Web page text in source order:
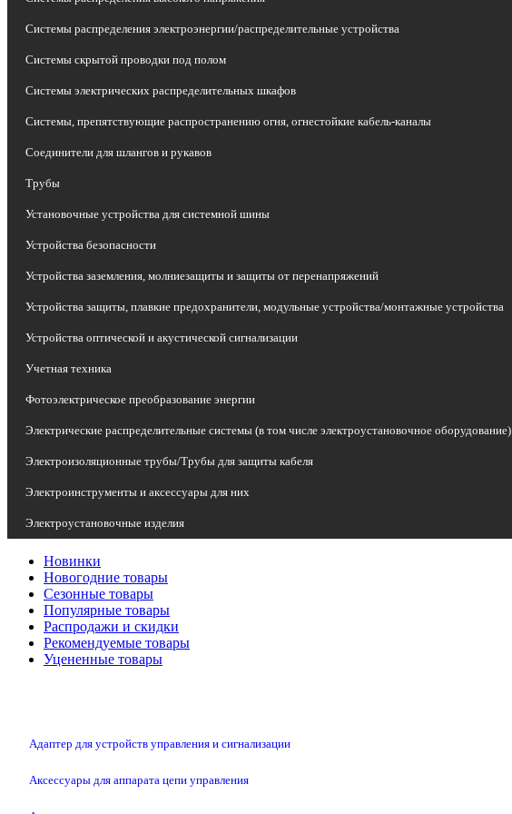
Системы распределения электроэнергии/распределительные устройства
Системы скрытой проводки под полом
Системы электрических распределительных шкафов
Системы, препятствующие распространению огня, огнестойкие кабель-каналы
Соединители для шлангов и рукавов
Трубы
Установочные устройства для системной шины
Устройства безопасности
Устройства заземления, молниезащиты и защиты от перенапряжений
Устройства защиты, плавкие предохранители, модульные устройства/монтажные устройства
Устройства оптической и акустической сигнализации
Учетная техника
Фотоэлектрическое преобразование энергии
Электрические распределительные системы (в том числе электроустановочное оборудование)
Электроизоляционные трубы/Трубы для защиты кабеля
Электроинструменты и аксессуары для них
Электроустановочные изделия
Новинки
Новогодние товары
Сезонные товары
Популярные товары
Распродажи и скидки
Рекомендуемые товары
Уцененные товары
Адаптер для устройств управления и сигнализации
Аксессуары для аппарата цепи управления